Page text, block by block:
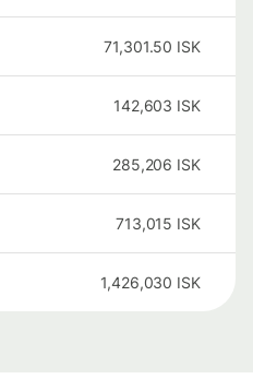
71,301.50 ISK
142,603 ISK
285,206 ISK
713,015 ISK
1,426,030 ISK